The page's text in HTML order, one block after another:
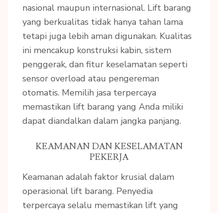
nasional maupun internasional. Lift barang
yang berkualitas tidak hanya tahan lama
tetapi juga lebih aman digunakan. Kualitas
ini mencakup konstruksi kabin, sistem
penggerak, dan fitur keselamatan seperti
sensor overload atau pengereman
otomatis. Memilih jasa terpercaya
memastikan lift barang yang Anda miliki
dapat diandalkan dalam jangka panjang.
KEAMANAN DAN KESELAMATAN
PEKERJA
Keamanan adalah faktor krusial dalam
operasional lift barang. Penyedia
terpercaya selalu memastikan lift yang